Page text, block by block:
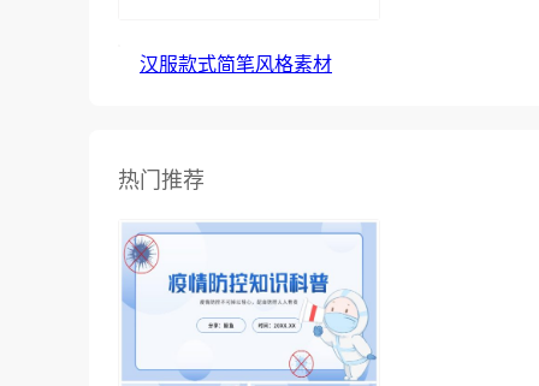
汉服款式简笔风格素材
热门推荐